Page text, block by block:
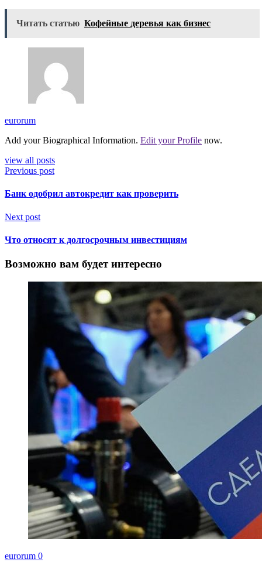
Читать статью Кофейные деревья как бизнес
eurorum
Add your Biographical Information. Edit your Profile now.
view all posts
Previous post
Банк одобрил автокредит как проверить
Next post
Что относят к долгосрочным инвестициям
Возможно вам будет интересно
eurorum 0